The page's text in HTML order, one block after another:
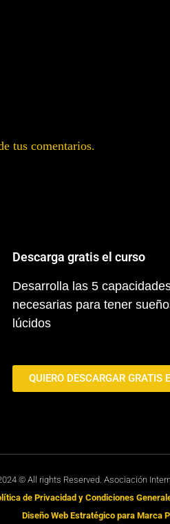
tus comentarios.
Descarga gratis el curso
Desarrolla las 5
necesarias para tener
lúcidos
QUIERO DESCARGAR GRATIS
© All rights Reserved. Asociación
de Privacidad y Condiciones
Diseño Web Estratégico para Marca